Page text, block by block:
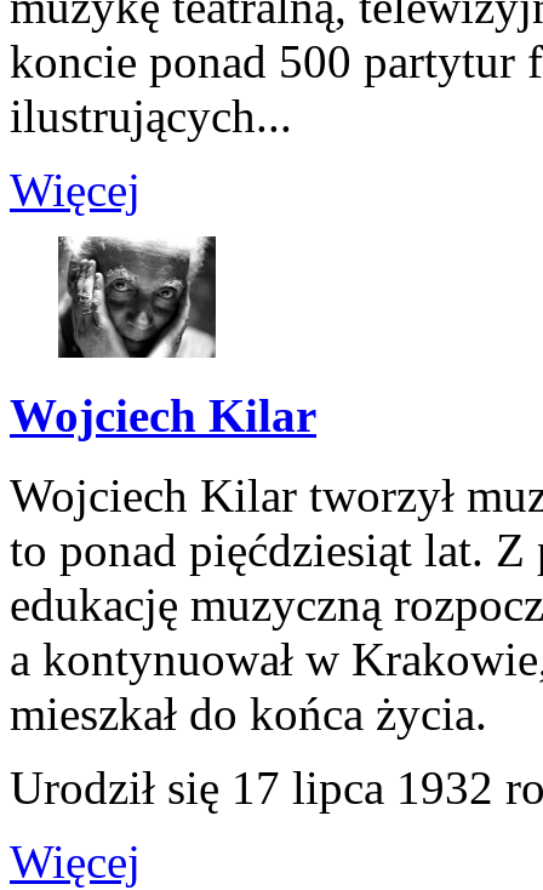
koncie ponad 500 partytur
ilustrujących...
Więcej
Wojciech Kilar
Wojciech Kilar tworzył
to ponad pięćdziesiąt lat.
edukację muzyczną
a kontynuował w
mieszkał do końca życia.
Urodził się 17 lipca 1932
Więcej